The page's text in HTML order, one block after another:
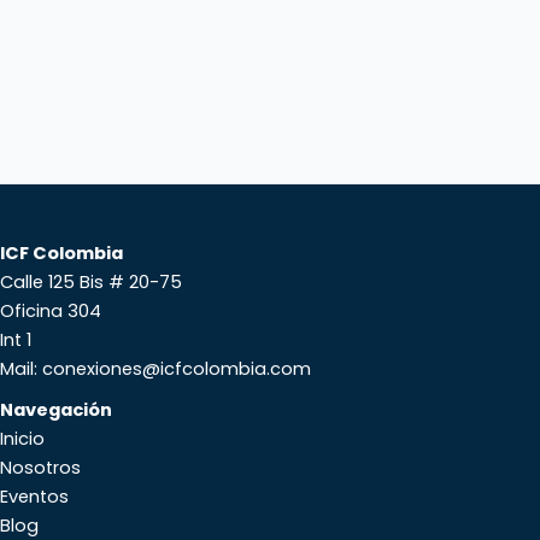
ICF Colombia
Calle 125 Bis # 20-75
Oficina 304
Int 1
Mail: conexiones@icfcolombia.com
Navegación
Inicio
Nosotros
Eventos
Blog